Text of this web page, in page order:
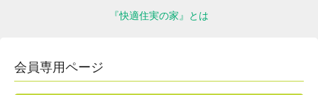
『快適住実の家』とは
会員専用ページ